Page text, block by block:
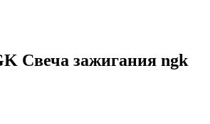
Свеча зажигания ngk